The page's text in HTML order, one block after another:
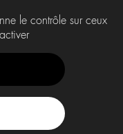
le contrôle sur ceux